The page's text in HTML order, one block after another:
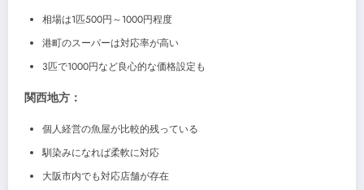
相場は1匹500円～1000円程度
港町のスーパーは対応率が高い
3匹で1000円など良心的な価格設定も
関西地方：
個人経営の魚屋が比較的残っている
馴染みになれば柔軟に対応
大阪市内でも対応店舗が存在